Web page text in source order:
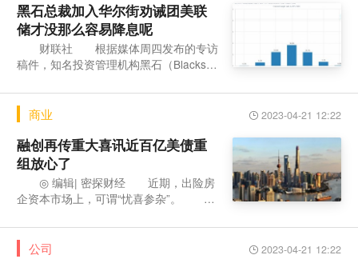
黑石总裁加入华尔街劝诫团美联
储才没那么容易降息呢
财联社 根据媒体周四发布的专访
稿件，知名投资管理机构黑石（Blacksto
警告称，投资
2023-04-21 12:22
商业
融创再传重大喜讯近百亿美债重
组放心了
◎ 编辑| 密探财经 近期，出险房
企资本市场上，可谓“忧喜参杂”。 比
4.24亿
2023-04-21 12:22
公司